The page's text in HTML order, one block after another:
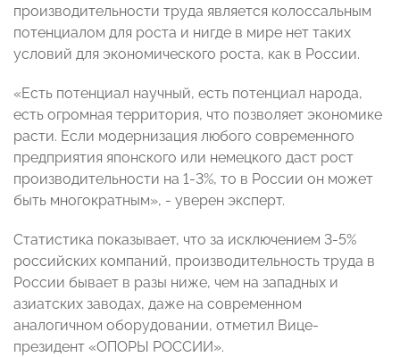
производительности труда является колоссальным
потенциалом для роста и нигде в мире нет таких
условий для экономического роста, как в России.
«Есть потенциал научный, есть потенциал народа,
есть огромная территория, что позволяет экономике
расти. Если модернизация любого современного
предприятия японского или немецкого даст рост
производительности на 1-3%, то в России он может
быть многократным», - уверен эксперт.
Статистика показывает, что за исключением 3-5%
российских компаний, производительность труда в
России бывает в разы ниже, чем на западных и
азиатских заводах, даже на современном
аналогичном оборудовании, отметил Вице-
президент «ОПОРЫ РОССИИ».